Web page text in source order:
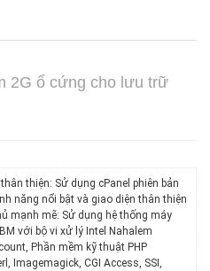
2G ổ cứng cho lưu trữ
thiện: Sử dụng cPanel phiên bản
năng nổi bật và giao diện thân thiện
mạnh mẽ: Sử dụng hệ thống máy
với bộ vi xử lý Intel Nahalem
Phần mềm kỹ thuật PHP
Imagemagick, CGI Access, SSI,